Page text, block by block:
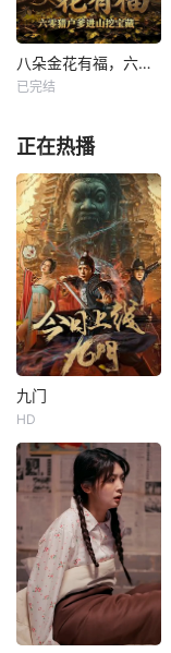
八朵金花有福，六零猎户爹进山挖宝藏
已完结
正在热播
九门
HD